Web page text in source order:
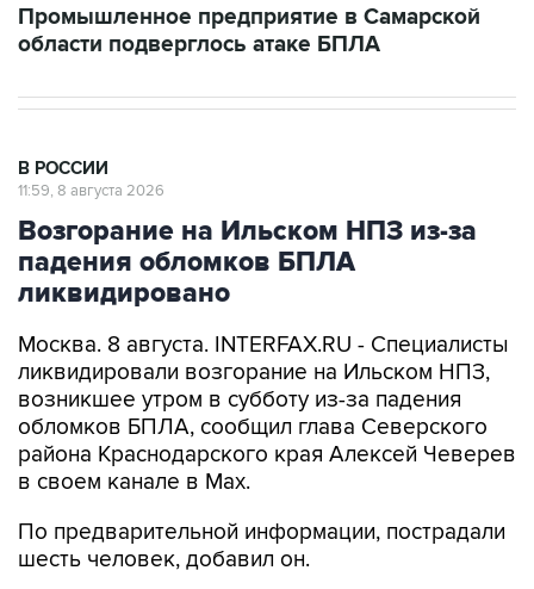
Промышленное предприятие в Самарской
области подверглось атаке БПЛА
В РОССИИ
11:59, 8 августа 2026
Возгорание на Ильском НПЗ из-за
падения обломков БПЛА
ликвидировано
Москва. 8 августа. INTERFAX.RU - Специалисты
ликвидировали возгорание на Ильском НПЗ,
возникшее утром в субботу из-за падения
обломков БПЛА, сообщил глава Северского
района Краснодарского края Алексей Чеверев
в своем канале в Max.
По предварительной информации, пострадали
шесть человек, добавил он.